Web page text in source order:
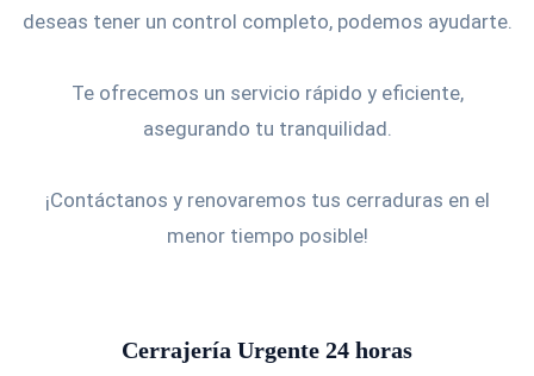
deseas tener un control completo, podemos ayudarte.
Te ofrecemos un servicio rápido y eficiente,
asegurando tu tranquilidad.
¡Contáctanos y renovaremos tus cerraduras en el
menor tiempo posible!
Cerrajería Urgente 24 horas